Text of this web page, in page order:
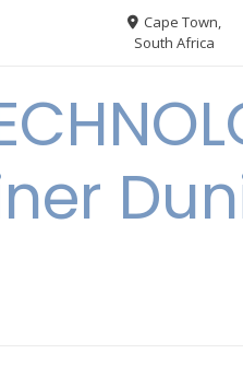
Cape Town,
South Africa